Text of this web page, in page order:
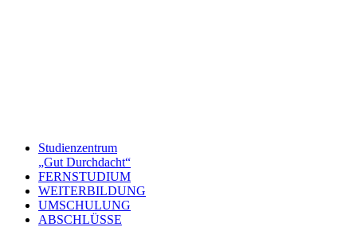
Studienzentrum
„Gut Durchdacht“
FERNSTUDIUM
WEITERBILDUNG
UMSCHULUNG
ABSCHLÜSSE